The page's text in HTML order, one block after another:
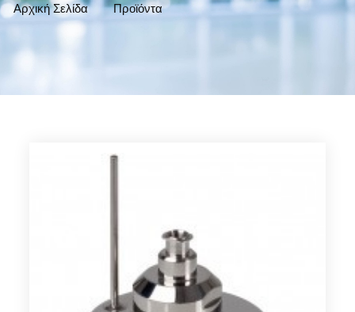
Αρχική Σελίδα Προϊόντα